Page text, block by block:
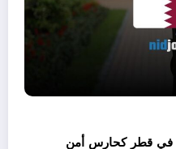
في قطر كحارس أمن